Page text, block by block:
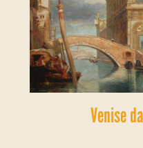
Venise